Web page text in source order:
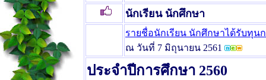
นักเรียน นักศึกษา
รายชื่อนักเรียน นักศึกษาได้รับทุน
ณ วันที่ 7 มิถุนายน 2561
ประจำปีการศึกษา 2560